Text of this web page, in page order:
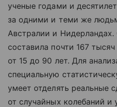
ученые годами и
за одними и теми же
Австралии и
составила почти 167
от 15 до 90 лет. Для
специальную
умеет отделять реальные
от случайных колебаний и